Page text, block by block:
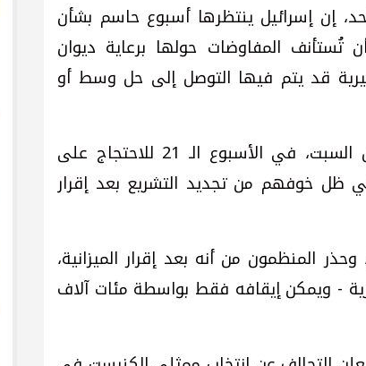
إن إسرائيل ينتظرها أسبوع حاسم بشأن
تُستأنف المفاوضات حولها برعاية ديوان
قد يتم فيها التوصل إلى حل وسط أو
وشارك عشرات الآلاف من الإسرائيليين، أمس السبت، في الأسبوع الـ 21 للاحتجاج على
ظل خوفهم من تجديد التشريع بعد إقرار
المنظمون من أنه بعد إقرار الميزانية،
- ويمكن إيقافه فقط بواسطة مئات آلاف